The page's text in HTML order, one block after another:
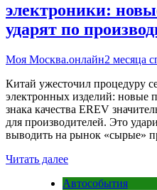
электроники:
ударят по
Моя Москва.онлайн2 месяца
Китай ужесточил процедуру
электронных изделий: новые
знака качества EREV
для производителей. Это
выводить на рынок «сырые»
Читать далее
Автособытия